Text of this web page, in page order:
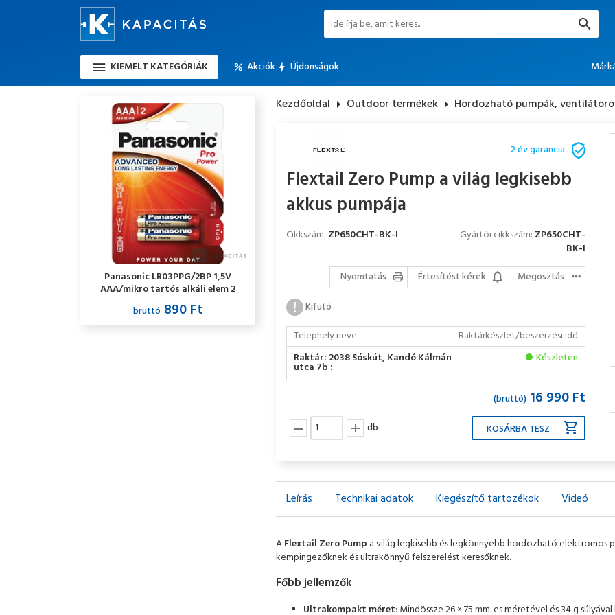
KIEMELT KATEGÓRIÁK Akciók Újdonságok
Panasonic LR03PPG/2BP 1,5V
AAA/mikro tartós alkáli elem 2
db/csomag
bruttó 890 Ft
Kezdőoldal arrow_right Outdoor termékek arrow_right Hordozható pumpák,
2 év garancia
Flextail Zero Pump a világ legkisebb
akkus pumpája
Cikkszám: ZP650CHT-BK-I Gyártói cikkszám: ZP650CHT-
BK-I
Nyomtatás
Értesítést kérek
Megosztás
Kifutó
Telephely neve
Raktárkészlet/beszerzési idő
Raktár: 2038 Sóskút, Kandó Kálmán
utca 7b :
Készleten
(bruttó) 16 990 Ft
db
Leírás Technikai adatok Kiegészítő tartozékok Videó
AFlextail Zero Pump a világ legkisebb és legkönnyebb hordozható elektromos
kempingezőknek és ultrakönnyű felszerelést keresőknek.
Főbb jellemzők
Ultrakompakt méret: Mindössze 26 × 75 mm-es méretével és 34 g